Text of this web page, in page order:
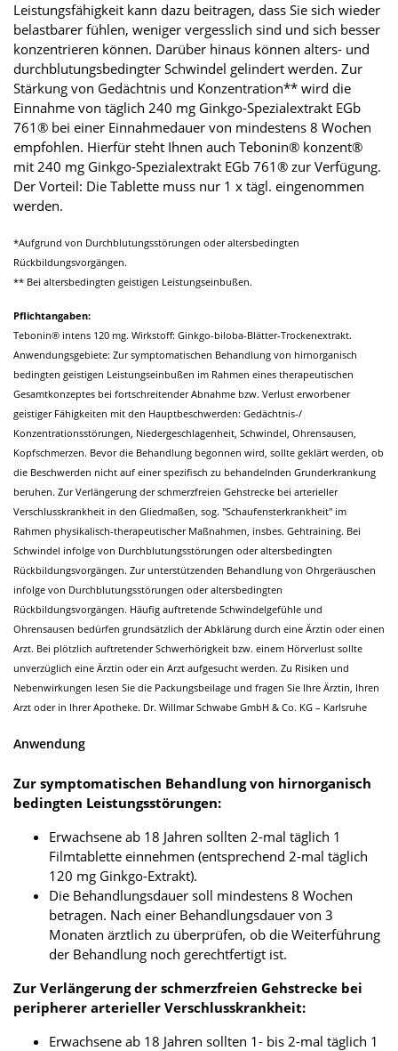
Leistungsfähigkeit kann dazu beitragen, dass Sie sich wieder
belastbarer fühlen, weniger vergesslich sind und sich besser
konzentrieren können. Darüber hinaus können alters- und
durchblutungsbedingter Schwindel gelindert werden. Zur
Stärkung von Gedächtnis und Konzentration** wird die
Einnahme von täglich 240 mg Ginkgo-Spezialextrakt EGb
761® bei einer Einnahmedauer von mindestens 8 Wochen
empfohlen. Hierfür steht Ihnen auch Tebonin® konzent®
mit 240 mg Ginkgo-Spezialextrakt EGb 761® zur Verfügung.
Der Vorteil: Die Tablette muss nur 1 x tägl. eingenommen
werden.
*Aufgrund von Durchblutungsstörungen oder altersbedingten
Rückbildungsvorgängen.
** Bei altersbedingten geistigen Leistungseinbußen.
Pflichtangaben:
Tebonin® intens 120 mg. Wirkstoff: Ginkgo-biloba-Blätter-Trockenextrakt.
Anwendungsgebiete: Zur symptomatischen Behandlung von hirnorganisch
bedingten geistigen Leistungseinbußen im Rahmen eines therapeutischen
Gesamtkonzeptes bei fortschreitender Abnahme bzw. Verlust erworbener
geistiger Fähigkeiten mit den Hauptbeschwerden: Gedächtnis-/
Konzentrationsstörungen, Niedergeschlagenheit, Schwindel, Ohrensausen,
Kopfschmerzen. Bevor die Behandlung begonnen wird, sollte geklärt werden, ob
die Beschwerden nicht auf einer spezifisch zu behandelnden Grunderkrankung
beruhen. Zur Verlängerung der schmerzfreien Gehstrecke bei arterieller
Verschlusskrankheit in den Gliedmaßen, sog. "Schaufensterkrankheit" im
Rahmen physikalisch-therapeutischer Maßnahmen, insbes. Gehtraining. Bei
Schwindel infolge von Durchblutungsstörungen oder altersbedingten
Rückbildungsvorgängen. Zur unterstützenden Behandlung von Ohrgeräuschen
infolge von Durchblutungsstörungen oder altersbedingten
Rückbildungsvorgängen. Häufig auftretende Schwindelgefühle und
Ohrensausen bedürfen grundsätzlich der Abklärung durch eine Ärztin oder einen
Arzt. Bei plötzlich auftretender Schwerhörigkeit bzw. einem Hörverlust sollte
unverzüglich eine Ärztin oder ein Arzt aufgesucht werden. Zu Risiken und
Nebenwirkungen lesen Sie die Packungsbeilage und fragen Sie Ihre Ärztin, Ihren
Arzt oder in Ihrer Apotheke. Dr. Willmar Schwabe GmbH & Co. KG – Karlsruhe
Anwendung
Zur symptomatischen Behandlung von hirnorganisch
bedingten Leistungsstörungen:
Erwachsene ab 18 Jahren sollten 2-mal täglich 1
Filmtablette einnehmen (entsprechend 2-mal täglich
120 mg Ginkgo-Extrakt).
Die Behandlungsdauer soll mindestens 8 Wochen
betragen. Nach einer Behandlungsdauer von 3
Monaten ärztlich zu überprüfen, ob die Weiterführung
der Behandlung noch gerechtfertigt ist.
Zur Verlängerung der schmerzfreien Gehstrecke bei
peripherer arterieller Verschlusskrankheit:
Erwachsene ab 18 Jahren sollten 1- bis 2-mal täglich 1